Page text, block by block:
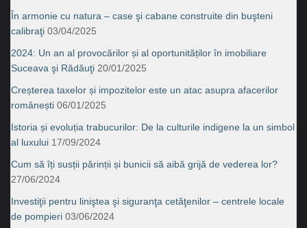
În armonie cu natura – case şi cabane construite din buşteni
calibraţi 03/04/2025
2024: Un an al provocărilor și al oportunităților în imobiliare
Suceava şi Rădăuţi 20/01/2025
Creșterea taxelor și impozitelor este un atac asupra afacerilor
românești 06/01/2025
Istoria și evoluția trabucurilor: De la culturile indigene la un simbol
al luxului 17/09/2024
Cum să îți susții părinții și bunicii să aibă grijă de vederea lor?
27/06/2024
Investiţii pentru liniştea şi siguranţa cetăţenilor – centrele locale
de pompieri 03/06/2024